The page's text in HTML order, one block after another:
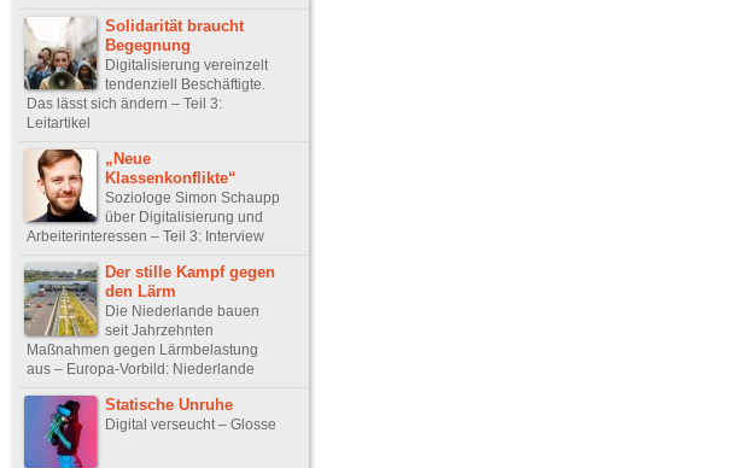
Solidarität braucht
Begegnung
Digitalisierung vereinzelt
tendenziell Beschäftigte.
Das lässt sich ändern – Teil 3:
Leitartikel
„Neue
Klassenkonflikte“
Soziologe Simon Schaupp
über Digitalisierung und
Arbeiterinteressen – Teil 3: Interview
Der stille Kampf gegen
den Lärm
Die Niederlande bauen
seit Jahrzehnten
Maßnahmen gegen Lärmbelastung
aus – Europa-Vorbild: Niederlande
Statische Unruhe
Digital verseucht – Glosse